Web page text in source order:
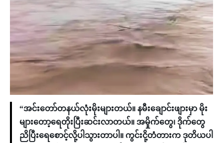
“အင်းတော်တနယ်လုံးမိုးများတယ်။ နမီးချောင်းဖျားမှာ မိုး
များတော့ရေတိုးပြီးဆင်းလာတယ်။ အမှိုက်တွေ၊ ဒိုက်တွေ
ညိပြီးရေစောင့်လို့ပါသွားတာပါ။ ကွင်းငို့တံတားက ဒုတိယပါ